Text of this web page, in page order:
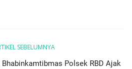
SEBELUMNYA
Bhabinkamtibmas Polsek RBD Ajak